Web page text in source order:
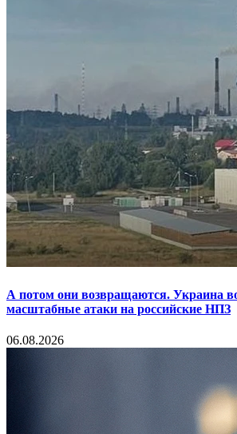
А потом они возвращаются. Украина
масштабные атаки на российские НПЗ
06.08.2026